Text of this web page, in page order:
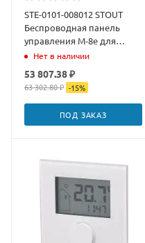
STE-0101-008012 STOUT
Беспроводная панель
управления M-8e для
рейки L-8e, белая
Нет в наличии
53 807.38 ₽
63 302.80 ₽ -15%
ПОД ЗАКАЗ